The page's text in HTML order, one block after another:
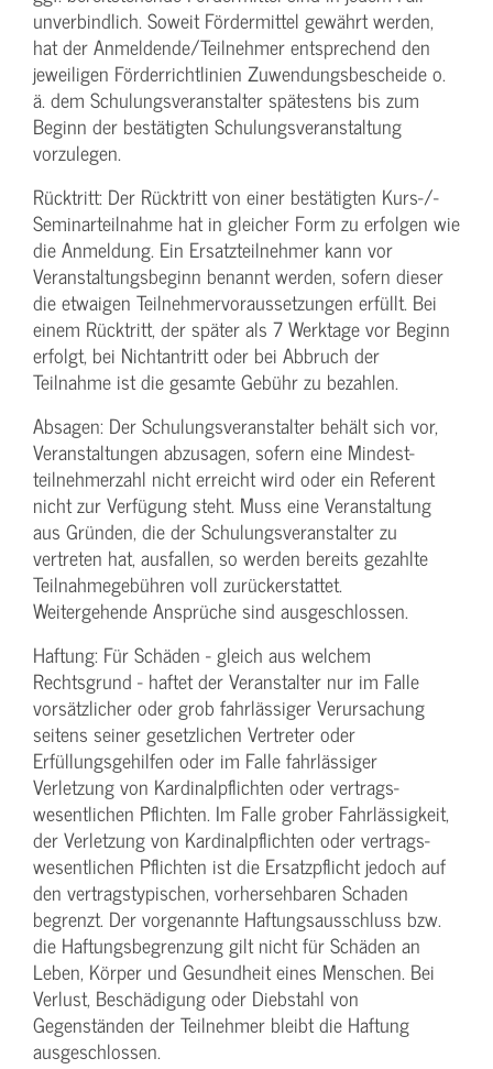
unverbindlich. Soweit Fördermittel gewährt werden,
hat der Anmeldende/­Teilnehmer entsprechend den
jeweiligen Förderrichtlinien Zuwendungs­bescheide o.
ä. dem Schulungs­veranstalter spätestens bis zum
Beginn der bestätigten Schulungs­veranstaltung
vorzulegen.
Rücktritt: Der Rücktritt von einer bestätigten Kurs-/­
Seminarteilnahme hat in gleicher Form zu erfolgen wie
die Anmeldung. Ein Ersatzteilnehmer kann vor
Veranstaltungs­beginn benannt werden, sofern dieser
die etwaigen Teilnehmer­voraussetzungen erfüllt. Bei
einem Rücktritt, der später als 7 Werktage vor Beginn
erfolgt, bei Nichtantritt oder bei Abbruch der
Teilnahme ist die gesamte Gebühr zu bezahlen.
Absagen: Der Schulungs­veranstalter behält sich vor,
Veranstaltungen abzusagen, sofern eine Mindest­
teilnehmerzahl nicht erreicht wird oder ein Referent
nicht zur Verfügung steht. Muss eine Veranstaltung
aus Gründen, die der Schulungs­veranstalter zu
vertreten hat, ausfallen, so werden bereits gezahlte
Teilnahme­gebühren voll zurückerstattet.
Weitergehende Ansprüche sind ausgeschlossen.
Haftung: Für Schäden - gleich aus welchem
Rechtsgrund - haftet der Veranstalter nur im Falle
vorsätzlicher oder grob fahrlässiger Verursachung
seitens seiner gesetzlichen Vertreter oder
Erfüllungsgehilfen oder im Falle fahrlässiger
Verletzung von Kardinalpflichten oder vertrags­
wesentlichen Pflichten. Im Falle grober Fahrlässigkeit,
der Verletzung von Kardinalpflichten oder vertrags­
wesentlichen Pflichten ist die Ersatzpflicht jedoch auf
den vertragstypischen, vorhersehbaren Schaden
begrenzt. Der vorgenannte Haftungs­ausschluss bzw.
die Haftungs­begrenzung gilt nicht für Schäden an
Leben, Körper und Gesundheit eines Menschen. Bei
Verlust, Beschädigung oder Diebstahl von
Gegenständen der Teilnehmer bleibt die Haftung
ausgeschlossen.